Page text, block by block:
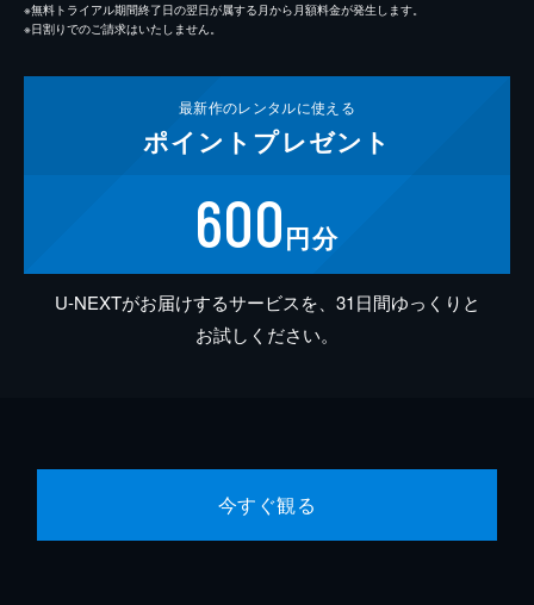
※無料トライアル期間終了日の翌日が属する月から月額料金が発生します。
※日割りでのご請求はいたしません。
最新作のレンタルに使える
ポイント プレゼント
600円分
U-NEXTがお届けするサービスを、31日間ゆっくりと
お試しください。
今すぐ観る